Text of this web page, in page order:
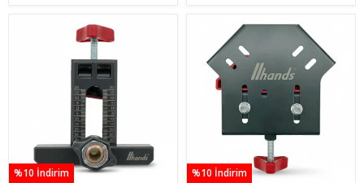
%10 İndirim %10 İndirim